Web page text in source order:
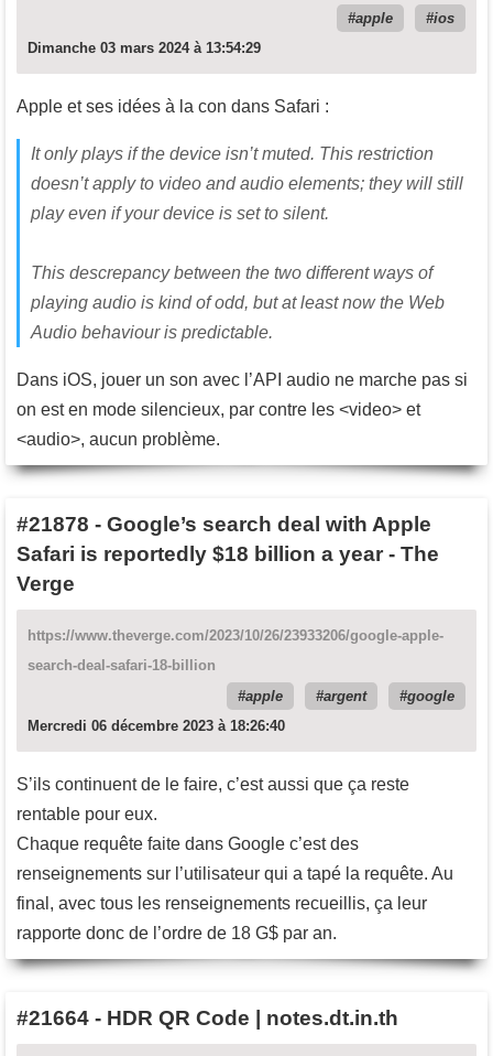
apple
ios
Dimanche 03 mars 2024 à 13:54:29
Apple et ses idées à la con dans Safari :
It only plays if the device isn’t muted. This restriction
doesn’t apply to video and audio elements; they will still
play even if your device is set to silent.
This descrepancy between the two different ways of
playing audio is kind of odd, but at least now the Web
Audio behaviour is predictable.
Dans iOS, jouer un son avec l’API audio ne marche pas si
on est en mode silencieux, par contre les <video> et
<audio>, aucun problème.
#21878 - Google’s search deal with Apple
Safari is reportedly $18 billion a year - The
Verge
https://www.theverge.com/2023/10/26/23933206/google-apple-
search-deal-safari-18-billion
apple
argent
google
Mercredi 06 décembre 2023 à 18:26:40
S’ils continuent de le faire, c’est aussi que ça reste
rentable pour eux.
Chaque requête faite dans Google c’est des
renseignements sur l’utilisateur qui a tapé la requête. Au
final, avec tous les renseignements recueillis, ça leur
rapporte donc de l’ordre de 18 G$ par an.
#21664 - HDR QR Code | notes.dt.in.th